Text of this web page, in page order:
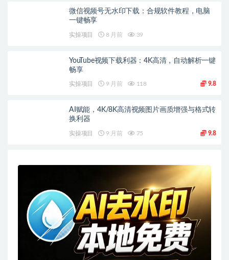
微信视频号无水印下载：合规软件教程，电脑
一键畅享
实操项目 8 月前 39
YouTube视频下载利器：4K高清，自动解析一键
畅享
实操项目 9 月前 118 9.8
AI赋能，4K/8K高清视频图片画质增强与格式转
换利器
实操项目 9 月前 75 9.8